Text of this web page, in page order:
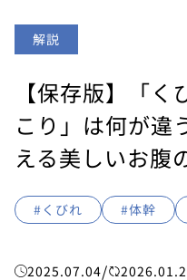
解説
【保存版】「
こり」は何が違
える美しいお腹
#くびれ #体幹
2025.07.04/